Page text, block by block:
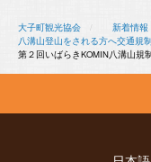
大子町観光協会 新着情報
八溝山登山をされる方へ交通規
第２回いばらきKOMIN八溝山規